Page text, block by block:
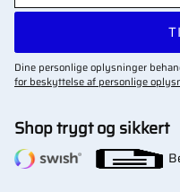
Dine personlige oplysninger
for beskyttelse af personlige
Shop trygt og sikkert